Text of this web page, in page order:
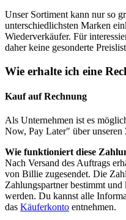
Unser Sortiment kann nur so
unterschiedlichsten Marken
Wiederverkäufer. Für
daher keine gesonderte
Wie erhalte ich eine
Kauf auf Rechnung
Als Unternehmen ist es
Now, Pay Later" über unseren
Wie funktioniert diese
Nach Versand des Auftrags
von Billie zugesendet. Die
Zahlungspartner bestimmt
werden. Du kannst alle
das Käuferkonto entnehmen.